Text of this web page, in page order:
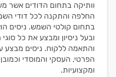
וותיקה בתחום הדודים אשר
החלפה והתקנה לכל דודי
בתחום קולטי השמש. ניסים
ובעל ניסיון ומבצע את כל
והתאמה ללקוח. ניסים מבצע
הפרטי, העסקי והמוסדי
ומקצועיות.